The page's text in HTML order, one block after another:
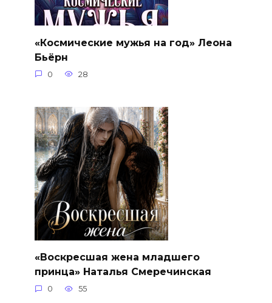
«Космические мужья на год» Леона
Бьёрн
0 28
«Воскресшая жена младшего
принца» Наталья Смеречинская
0 55